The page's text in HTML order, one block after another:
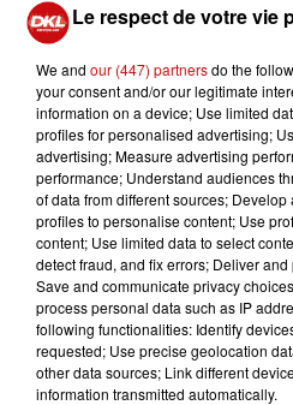
Le respect de votre vie
We and our (447) partnersdo the
your consent and/or our legitimate
information on a device; Use limited
profiles for personalised advertising;
advertising; Measure advertising
performance; Understand audiences
of data from different sources;
profiles to personalise content; Use
content; Use limited data to select
detect fraud, and fix errors; Deliver
Save and communicate privacy
process personal data such as IP
following functionalities: Identify
requested; Use precise geolocation
other data sources; Link different
information transmitted automatically.